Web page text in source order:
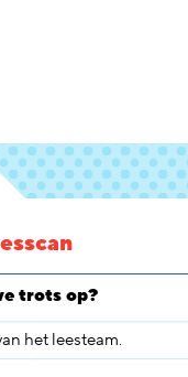
trots op?
het leesteam.